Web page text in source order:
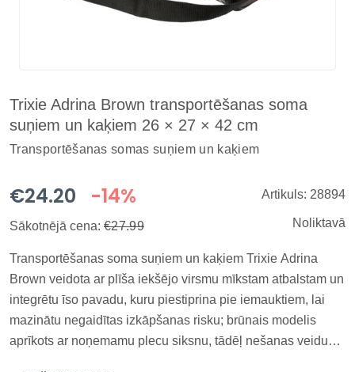
Trixie Adrina Brown transportēšanas soma
suņiem un kaķiem 26 × 27 × 42 cm
Transportēšanas somas suņiem un kaķiem
€24.20 -14%
Sākotnējā cena: €27.99
Artikuls: 28894
Noliktavā
Transportēšanas soma suņiem un kaķiem Trixie Adrina
Brown veidota ar plīša iekšējo virsmu mīkstam atbalstam un
integrētu īso pavadu, kuru piestiprina pie iemauktiem, lai
mazinātu negaidītas izkāpšanas risku; brūnais modelis
aprīkots ar noņemamu plecu siksnu, tādēļ nešanas veidu